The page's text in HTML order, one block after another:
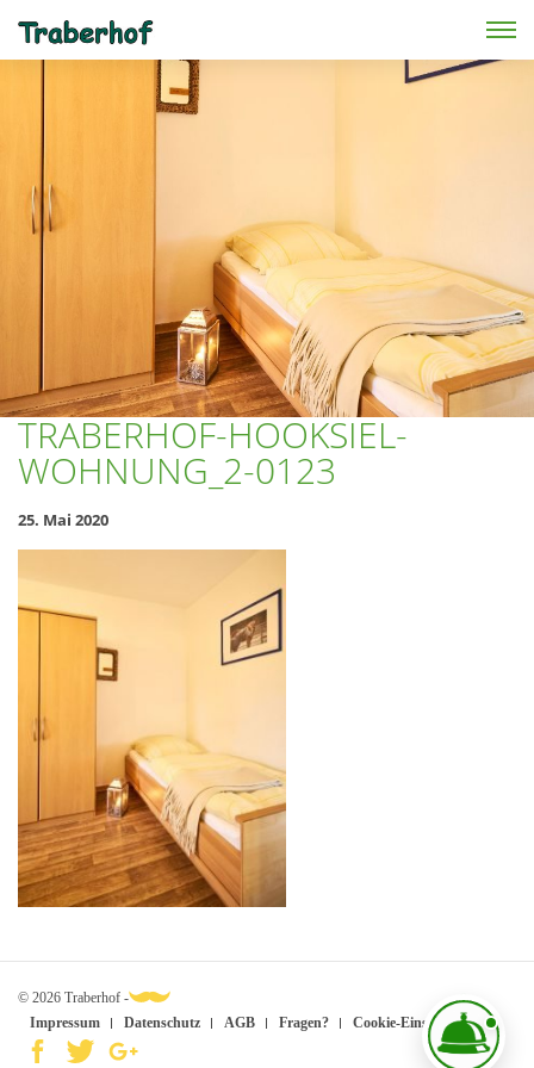
Skip to main content
TRABERHOF-HOOKSIEL-
WOHNUNG_2-0123
25. Mai 2020
© 2026 Traberhof -
Impressum
Datenschutz AGB Fragen? Cookie-Einstellungen